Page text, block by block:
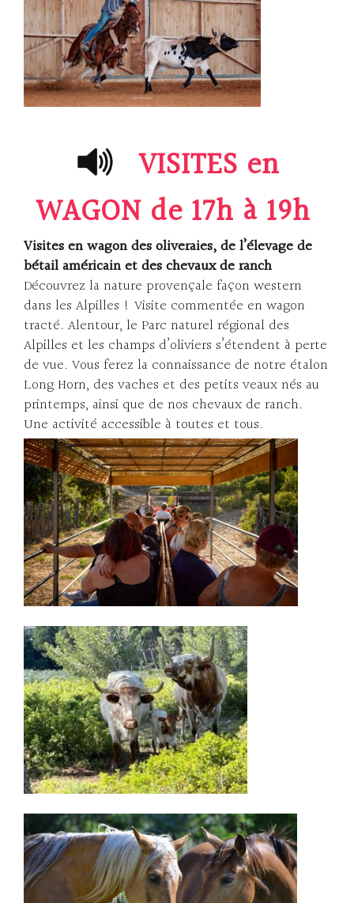
VISITES en
WAGON de 17h à 19h
Visites en wagon des oliveraies, de l’élevage de
bétail américain et des chevaux de ranch
Découvrez la nature provençale façon western
dans les Alpilles ! Visite commentée en wagon
tracté. Alentour, le Parc naturel régional des
Alpilles et les champs d’oliviers s’étendent à perte
de vue. Vous ferez la connaissance de notre étalon
Long Horn, des vaches et des petits veaux nés au
printemps, ainsi que de nos chevaux de ranch.
Une activité accessible à toutes et tous.